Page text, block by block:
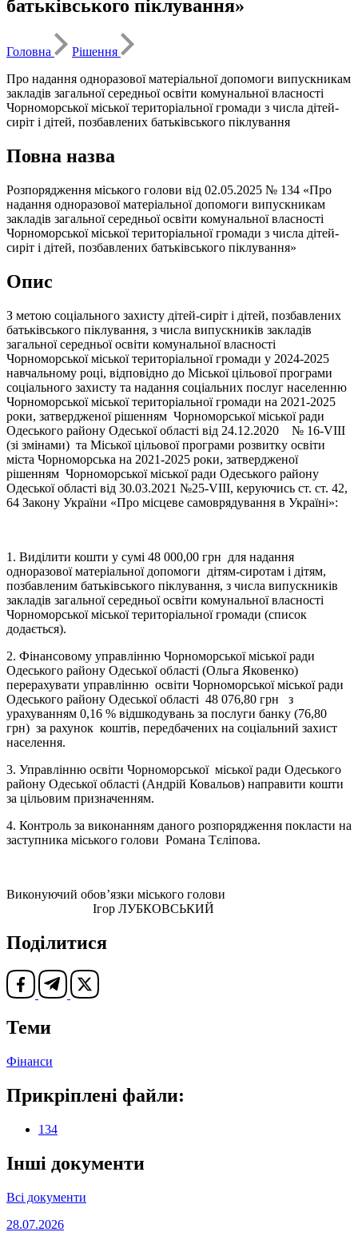
батьківського піклування»
Головна
Рішення
Про надання одноразової матеріальної допомоги випускникам
закладів загальної середньої освіти комунальної власності
Чорноморської міської територіальної громади з числа дітей-
сиріт і дітей, позбавлених батьківського піклування
Повна назва
Розпорядження міського голови від 02.05.2025 № 134 «Про
надання одноразової матеріальної допомоги випускникам
закладів загальної середньої освіти комунальної власності
Чорноморської міської територіальної громади з числа дітей-
сиріт і дітей, позбавлених батьківського піклування»
Опис
З метою соціального захисту дітей-сиріт і дітей, позбавлених
батьківського піклування, з числа випускників закладів
загальної середньої освіти комунальної власності
Чорноморської міської територіальної громади у 2024-2025
навчальному році, відповідно до Міської цільової програми
соціального захисту та надання соціальних послуг населенню
Чорноморської міської територіальної громади на 2021-2025
роки, затвердженої рішенням Чорноморської міської ради
Одеського району Одеської області від 24.12.2020 № 16-VIІІ
(зі змінами) та Міської цільової програми розвитку освіти
міста Чорноморська на 2021-2025 роки, затвердженої
рішенням Чорноморської міської ради Одеського району
Одеської області від 30.03.2021 №25-VІІІ, керуючись ст. ст. 42,
64 Закону України «Про місцеве самоврядування в Україні»:
1. Виділити кошти у сумі 48 000,00 грн для надання
одноразової матеріальної допомоги дітям-сиротам і дітям,
позбавленим батьківського піклування, з числа випускників
закладів загальної середньої освіти комунальної власності
Чорноморської міської територіальної громади (список
додається).
2. Фінансовому управлінню Чорноморської міської ради
Одеського району Одеської області (Ольга Яковенко)
перерахувати управлінню освіти Чорноморської міської ради
Одеського району Одеської області 48 076,80 грн з
урахуванням 0,16 % відшкодувань за послуги банку (76,80
грн) за рахунок коштів, передбачених на соціальний захист
населення.
3. Управлінню освіти Чорноморської міської ради Одеського
району Одеської області (Андрій Ковальов) направити кошти
за цільовим призначенням.
4. Контроль за виконанням даного розпорядження покласти на
заступника міського голови Романа Тєліпова.
Виконуючий обов’язки міського голови
Ігор ЛУБКОВСЬКИЙ
Поділитися
Теми
Фінанси
Прикріплені файли:
134
Інші документи
Всі документи
28.07.2026